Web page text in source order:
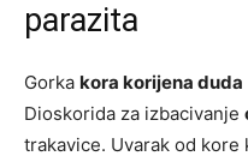
parazita
Gorka kora korijena duda
Dioskorida za izbacivanje
trakavice. Uvarak od kore